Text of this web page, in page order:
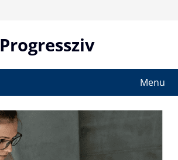
Progressziv
Menu